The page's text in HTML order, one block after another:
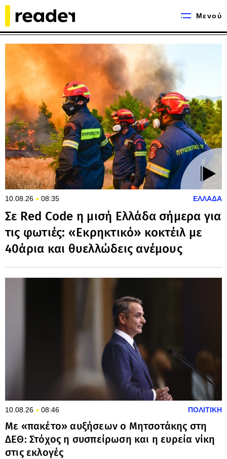
Μενού
10.08.26 08:35 ΕΛΛΑΔΑ
Σε Red Code η μισή Ελλάδα σήμερα για
τις φωτιές: «Εκρηκτικό» κοκτέιλ με
40άρια και θυελλώδεις ανέμους
10.08.26 08:46 ΠΟΛΙΤΙΚΗ
Με «πακέτο» αυξήσεων ο Μητσοτάκης στη
ΔΕΘ: Στόχος η συσπείρωση και η ευρεία νίκη
στις εκλογές